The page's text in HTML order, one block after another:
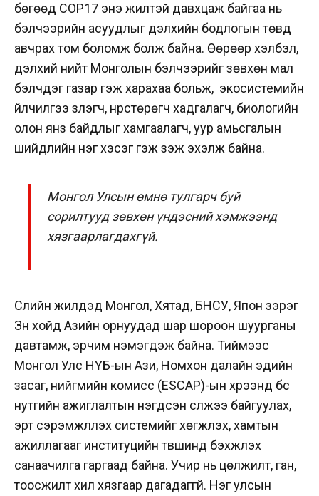
бөгөөд COP17 энэ жилтэй давхцаж байгаа нь
бэлчээрийн асуудлыг дэлхийн бодлогын төвд
авчрах том боломж болж байна. Өөрөөр хэлбэл,
дэлхий нийт Монголын бэлчээрийг зөвхөн мал
бэлчдэг газар гэж харахаа больж, экосистемийн
үйлчилгээ үзүүлэгч, нүүрстөрөгч хадгалагч, биологийн
олон янз байдлыг хамгаалагч, уур амьсгалын
шийдлийн нэг хэсэг гэж үзэж эхэлж байна.
Монгол Улсын өмнө тулгарч буй
сорилтууд зөвхөн үндэсний хэмжээнд
хязгаарлагдахгүй.
Сүүлийн жилүүдэд Монгол, Хятад, БНСУ, Япон зэрэг
Зүүн хойд Азийн орнуудад шар шороон шуурганы
давтамж, эрчим нэмэгдэж байна. Тиймээс
Монгол Улс НҮБ-ын Ази, Номхон далайн эдийн
засаг, нийгмийн комисс (ESCAP)-ын хүрээнд бүс
нутгийн ажиглалтын нэгдсэн сүлжээ байгуулах,
эрт сэрэмжлүүлэх системийг хөгжүүлэх, хамтын
ажиллагааг институцийн түвшинд бэхжүүлэх
санаачилга гаргаад байна. Учир нь цөлжилт, ган,
тоосжилт хил хязгаар дагадаггүй. Нэг улсын